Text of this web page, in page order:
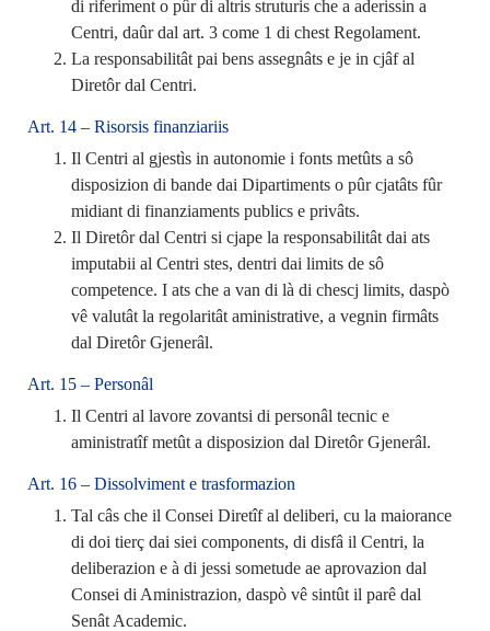
di riferiment o pûr di altris struturis che a aderissin a
Centri, daûr dal art. 3 come 1 di chest Regolament.
La responsabilitât pai bens assegnâts e je in cjâf al
Diretôr dal Centri.
Art. 14 – Risorsis finanziariis
Il Centri al gjestìs in autonomie i fonts metûts a sô
disposizion di bande dai Dipartiments o pûr cjatâts fûr
midiant di finanziaments publics e privâts.
Il Diretôr dal Centri si cjape la responsabilitât dai ats
imputabii al Centri stes, dentri dai limits de sô
competence. I ats che a van di là di chescj limits, daspò
vê valutât la regolaritât aministrative, a vegnin firmâts
dal Diretôr Gjenerâl.
Art. 15 – Personâl
Il Centri al lavore zovantsi di personâl tecnic e
aministratîf metût a disposizion dal Diretôr Gjenerâl.
Art. 16 – Dissolviment e trasformazion
Tal câs che il Consei Diretîf al deliberi, cu la maiorance
di doi tierç dai siei components, di disfâ il Centri, la
deliberazion e à di jessi sometude ae aprovazion dal
Consei di Aministrazion, daspò vê sintût il parê dal
Senât Academic.